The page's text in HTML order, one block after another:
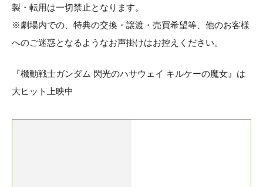
製・転用は一切禁止となります。
※劇場内での、特典の交換・譲渡・売買希望等、他のお客様
へのご迷惑となるようなお声掛けはお控えください。
『機動戦士ガンダム 閃光のハサウェイ キルケーの魔女』は
大ヒット上映中